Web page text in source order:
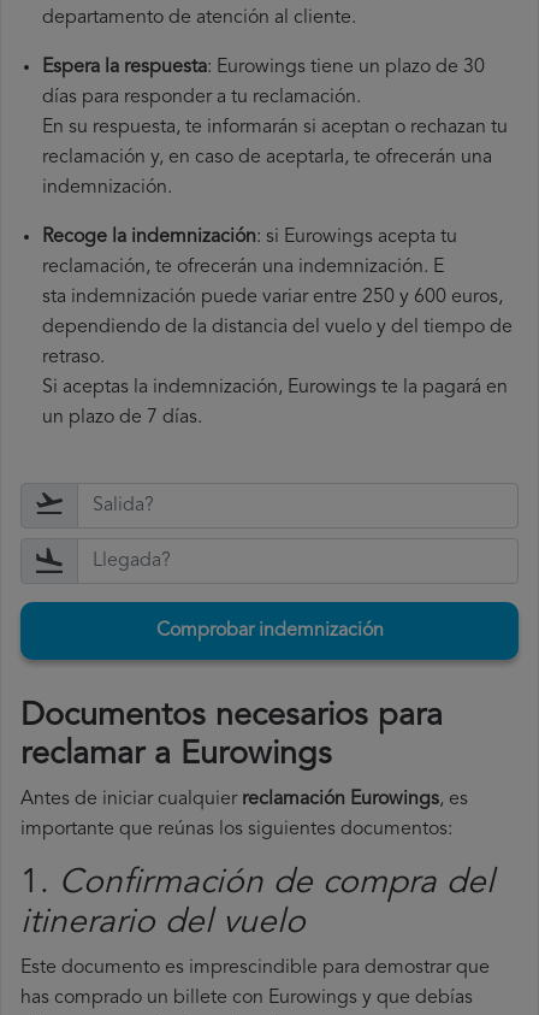
departamento de atención al cliente.
Espera la respuesta: Eurowings tiene un plazo de 30
días para responder a tu reclamación.
En su respuesta, te informarán si aceptan o rechazan tu
reclamación y, en caso de aceptarla, te ofrecerán una
indemnización.
Recoge la indemnización: si Eurowings acepta tu
reclamación, te ofrecerán una indemnización. E
sta indemnización puede variar entre 250 y 600 euros,
dependiendo de la distancia del vuelo y del tiempo de
retraso.
Si aceptas la indemnización, Eurowings te la pagará en
un plazo de 7 días.
Comprobar indemnización
Documentos necesarios para
reclamar a Eurowings
Antes de iniciar cualquier reclamación Eurowings, es
importante que reúnas los siguientes documentos:
1. Confirmación de compra del
itinerario del vuelo
Este documento es imprescindible para demostrar que
has comprado un billete con Eurowings y que debías